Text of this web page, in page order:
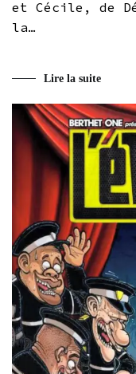
et Cécile, de
la…
Lire la suite